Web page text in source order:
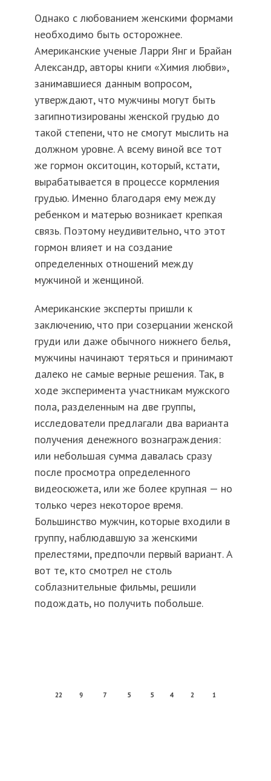
Однако с любованием женскими формами
необходимо быть осторожнее.
Американские ученые Ларри Янг и Брайан
Александр, авторы книги «Химия любви»,
занимавшиеся данным вопросом,
утверждают, что мужчины могут быть
загипнотизированы женской грудью до
такой степени, что не смогут мыслить на
должном уровне. А всему виной все тот
же гормон окситоцин, который, кстати,
вырабатывается в процессе кормления
грудью. Именно благодаря ему между
ребенком и матерью возникает крепкая
связь. Поэтому неудивительно, что этот
гормон влияет и на создание
определенных отношений между
мужчиной и женщиной.
Американские эксперты пришли к
заключению, что при созерцании женской
груди или даже обычного нижнего белья,
мужчины начинают теряться и принимают
далеко не самые верные решения. Так, в
ходе эксперимента участникам мужского
пола, разделенным на две группы,
исследователи предлагали два варианта
получения денежного вознаграждения:
или небольшая сумма давалась сразу
после просмотра определенного
видеосюжета, или же более крупная — но
только через некоторое время.
Большинство мужчин, которые входили в
группу, наблюдавшую за женскими
прелестями, предпочли первый вариант. А
вот те, кто смотрел не столь
соблазнительные фильмы, решили
подождать, но получить побольше.
22 9 7 5 5 4 2 1